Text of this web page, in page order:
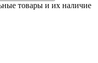
товары и их наличие